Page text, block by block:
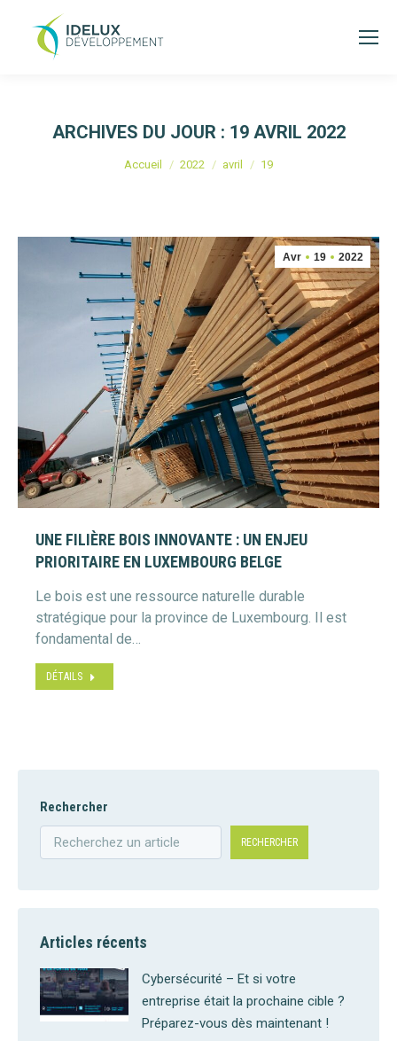
ARCHIVES DU JOUR : 19 AVRIL 2022
Vous êtes ici :
Accueil 2022 avril 19
Avr 19 2022
UNE FILIÈRE BOIS INNOVANTE : UN ENJEU
PRIORITAIRE EN LUXEMBOURG BELGE
Le bois est une ressource naturelle durable
stratégique pour la province de Luxembourg. Il est
fondamental de…
DÉTAILS
Rechercher
RECHERCHER
Articles récents
Cybersécurité – Et si votre
entreprise était la prochaine cible ?
Préparez-vous dès maintenant !